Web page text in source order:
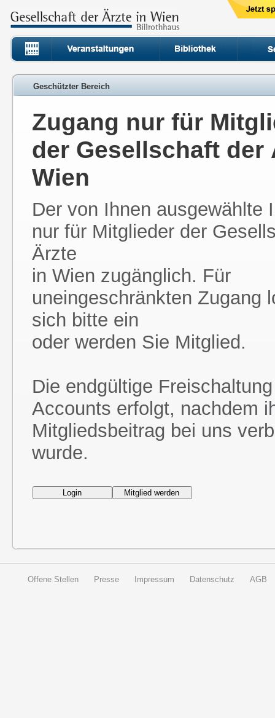
Geschützter Bereich
Zugang nur für
der Gesellschaft der
Wien
Der von Ihnen ausgewählte
nur für Mitglieder der
Ärzte
in Wien zugänglich. Für
uneingeschränkten Zugang
sich bitte ein
oder werden Sie Mitglied.
Die endgültige
Accounts erfolgt, nachdem
Mitgliedsbeitrag bei uns
wurde.
Offene Stellen Presse Impressum Datenschutz AGB